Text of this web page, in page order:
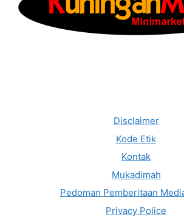
Disclaimer
Kode Etik
Kontak
Mukadimah
Pedoman Pemberitaan
Privacy Police